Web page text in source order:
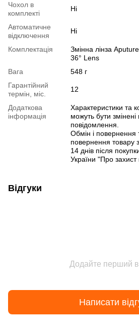
Чохол в
комплекті
Ні
Автоматичне
відключення
Ні
Комплектація
Змінна лінза
36° Lens
Вага
548 г
Гарантійний
термін, міс.
12
Додаткова
інформація
Характеристики та
можуть бути
повідомлення.
Обмін і повернення
повернення товару
14 днів після
України "Про
Відгуки
Додайте перший
Написати